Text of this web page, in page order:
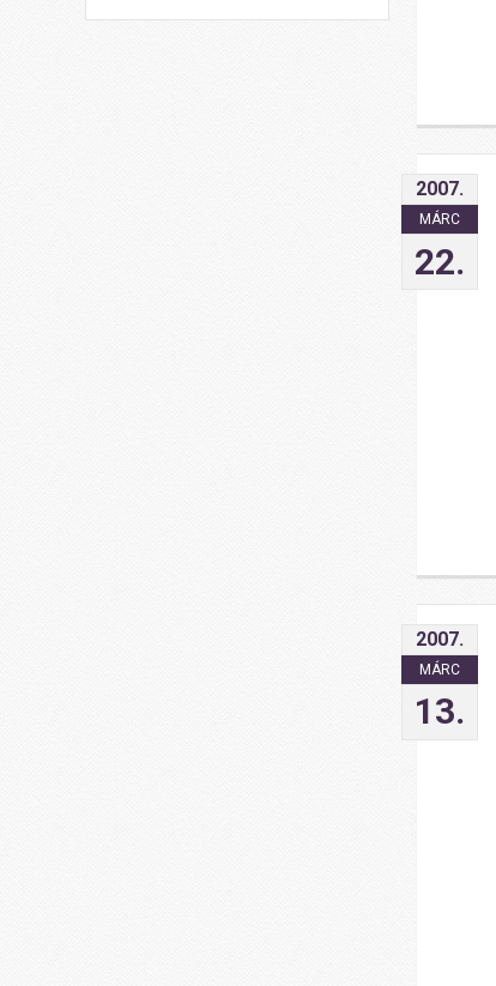
2007.
MÁRC
22.
2007.
MÁRC
13.